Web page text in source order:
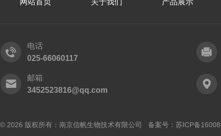
网站首页 关于我们 产品展示
电话
025-66060117
邮箱
3452523816@qq.com
© 2026 版权所有：南京信帆生物技术有限公司 备案号： 苏ICP备